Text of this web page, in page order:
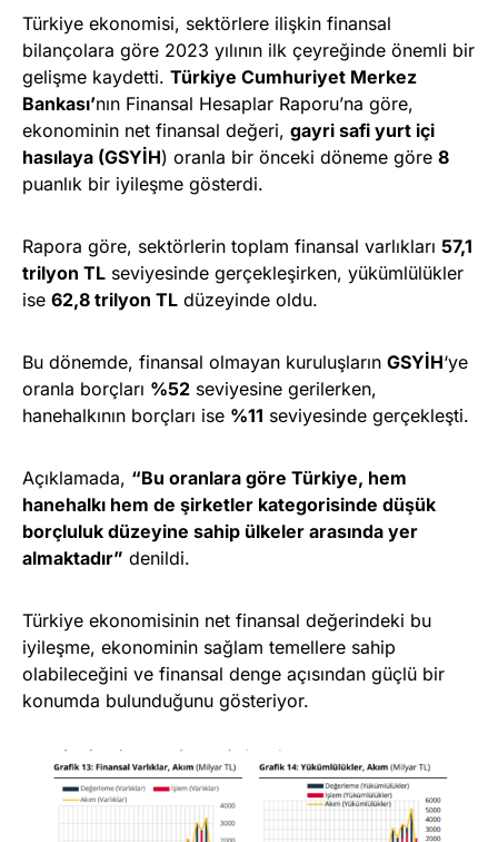
Türkiye ekonomisi, sektörlere ilişkin finansal
bilançolara göre 2023 yılının ilk çeyreğinde önemli bir
gelişme kaydetti. Türkiye Cumhuriyet Merkez
Bankası’nın Finansal Hesaplar Raporu’na göre,
ekonominin net finansal değeri, gayri safi yurt içi
hasılaya (GSYİH) oranla bir önceki döneme göre 8
puanlık bir iyileşme gösterdi.
Rapora göre, sektörlerin toplam finansal varlıkları 57,1
trilyon TL seviyesinde gerçekleşirken, yükümlülükler
ise 62,8 trilyon TL düzeyinde oldu.
Bu dönemde, finansal olmayan kuruluşların GSYİH‘ye
oranla borçları %52 seviyesine gerilerken,
hanehalkının borçları ise %11 seviyesinde gerçekleşti.
Açıklamada, “Bu oranlara göre Türkiye, hem
hanehalkı hem de şirketler kategorisinde düşük
borçluluk düzeyine sahip ülkeler arasında yer
almaktadır” denildi.
Türkiye ekonomisinin net finansal değerindeki bu
iyileşme, ekonominin sağlam temellere sahip
olabileceğini ve finansal denge açısından güçlü bir
konumda bulunduğunu gösteriyor.